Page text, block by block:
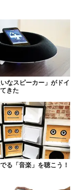
ずだ。
いなスピーカー」がドイ
きた
る「音楽」を聴こう！